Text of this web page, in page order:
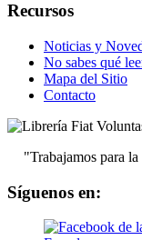
Recursos
Noticias y
No sabes qué
Mapa del Sitio
Contacto
"Trabajamos para
Síguenos en: